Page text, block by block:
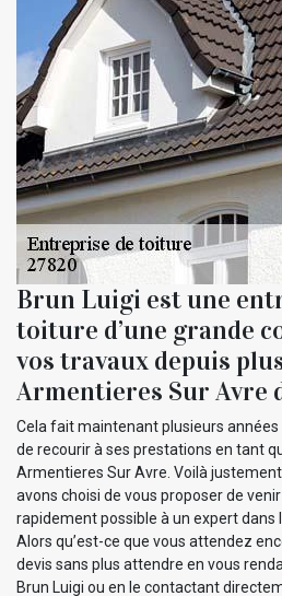
Brun Luigi est une
toiture d’une grande
vos travaux depuis
Armentieres Sur Avre
Cela fait maintenant plusieurs
de recourir à ses prestations en tant
Armentieres Sur Avre. Voilà
avons choisi de vous proposer de
rapidement possible à un expert dans
Alors qu’est-ce que vous attendez
devis sans plus attendre en vous
Brun Luigi ou en le contactant